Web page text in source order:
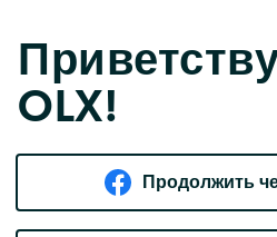
OLX!
Продолжить